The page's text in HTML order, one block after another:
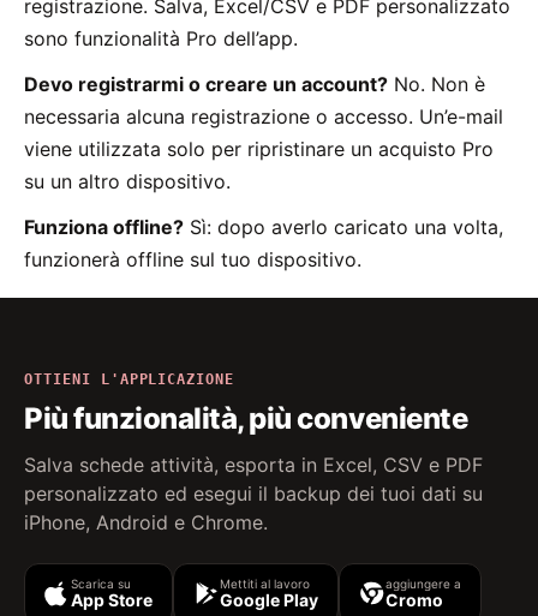
registrazione. Salva, Excel/CSV e PDF personalizzato
sono funzionalità Pro dell’app.
Devo registrarmi o creare un account? No. Non è
necessaria alcuna registrazione o accesso. Un’e-mail
viene utilizzata solo per ripristinare un acquisto Pro
su un altro dispositivo.
Funziona offline? Sì: dopo averlo caricato una volta,
funzionerà offline sul tuo dispositivo.
OTTIENI L'APPLICAZIONE
Più funzionalità, più conveniente
Salva schede attività, esporta in Excel, CSV e PDF
personalizzato ed esegui il backup dei tuoi dati su
iPhone, Android e Chrome.
Scarica su
App Store
Mettiti al lavoro
Google Play
aggiungere a
Cromo